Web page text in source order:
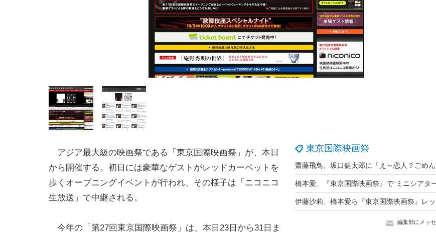
東京国際映画祭
編集部にメッ
アジア最大級の映画祭である「東京国際映画祭」が、本日
から開催する。初日には豪華なゲストがレッドカーペットを
歩くオープニングイベントが行われ、その様子は「ニコニコ
生放送」で中継される。
今年の「第27回東京国際映画祭」は、本日23日から31日ま